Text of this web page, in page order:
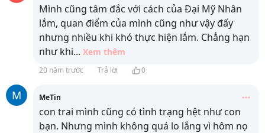
Mình cũng tâm đắc với cách của Đại Mỹ Nhân
lắm, quan điểm của mình cũng như vậy đấy
nhưng nhiều khi khó thực hiện lắm. Chẳng hạn
như khi... Xem thêm
20 năm trước Trả lời 0
M MeTin
con trai mình cũng có tình trạng hệt như con
bạn. Nhưng mình không quá lo lắng vì hôm nọ